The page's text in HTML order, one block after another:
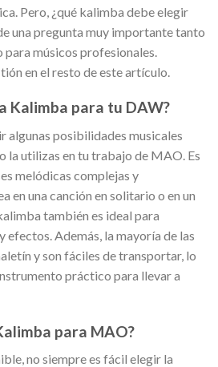
Pero, ¿qué kalimba debe elegir
una pregunta muy importante tanto
músicos profesionales.
en el resto de este artículo.
Kalimba para tu DAW?
algunas posibilidades musicales
la utilizas en tu trabajo de MAO. Es
melódicas complejas y
en una canción en solitario o en un
también es ideal para
efectos. Además, la mayoría de las
y son fáciles de transportar, lo
práctico para llevar a
para MAO?
no siempre es fácil elegir la